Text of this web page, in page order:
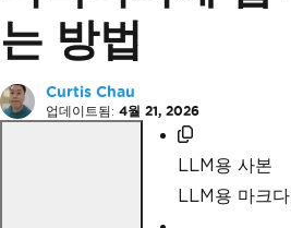
는 방법
Curtis Chau
업데이트됨: 4월 21, 2026
LLM용 사본
LLM용 마크